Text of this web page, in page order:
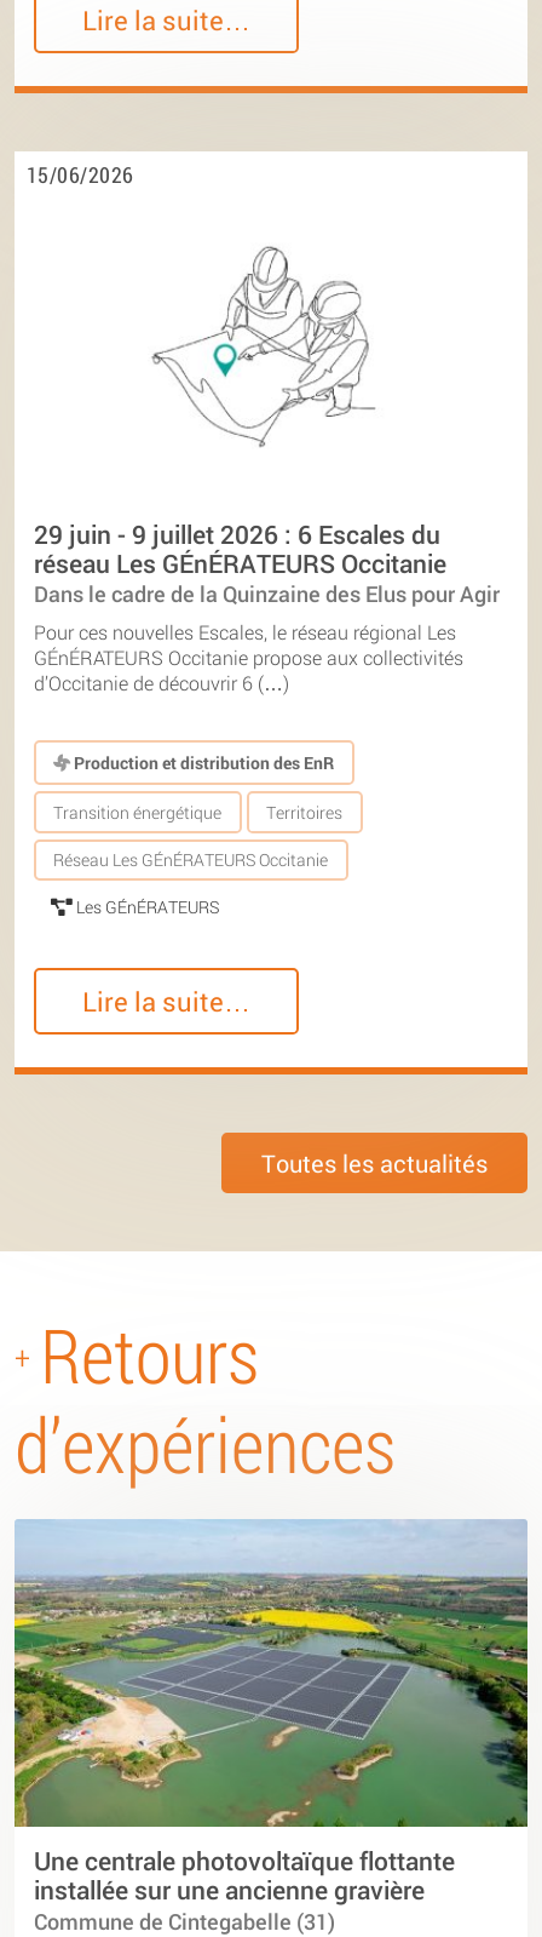
Lire la suite…
15/06/2026
29 juin - 9 juillet 2026 : 6 Escales du
réseau Les GÉnÉRATEURS Occitanie
Dans le cadre de la Quinzaine des Elus pour Agir
Pour ces nouvelles Escales, le réseau régional Les
GÉnÉRATEURS Occitanie propose aux collectivités
d’Occitanie de découvrir 6 (…)
Production et distribution des EnR
Transition énergétique Territoires
Réseau Les GÉnÉRATEURS Occitanie
Les GÉnÉRATEURS
Lire la suite…
Toutes les actualités
+ Retours
d’expériences
Une centrale photovoltaïque flottante
installée sur une ancienne gravière
Commune de Cintegabelle (31)